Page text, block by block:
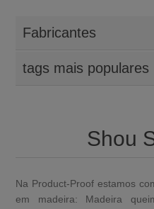
Fabricantes
tags mais populares
Shou
Na Product-Proof estamos
em madeira: Madeira